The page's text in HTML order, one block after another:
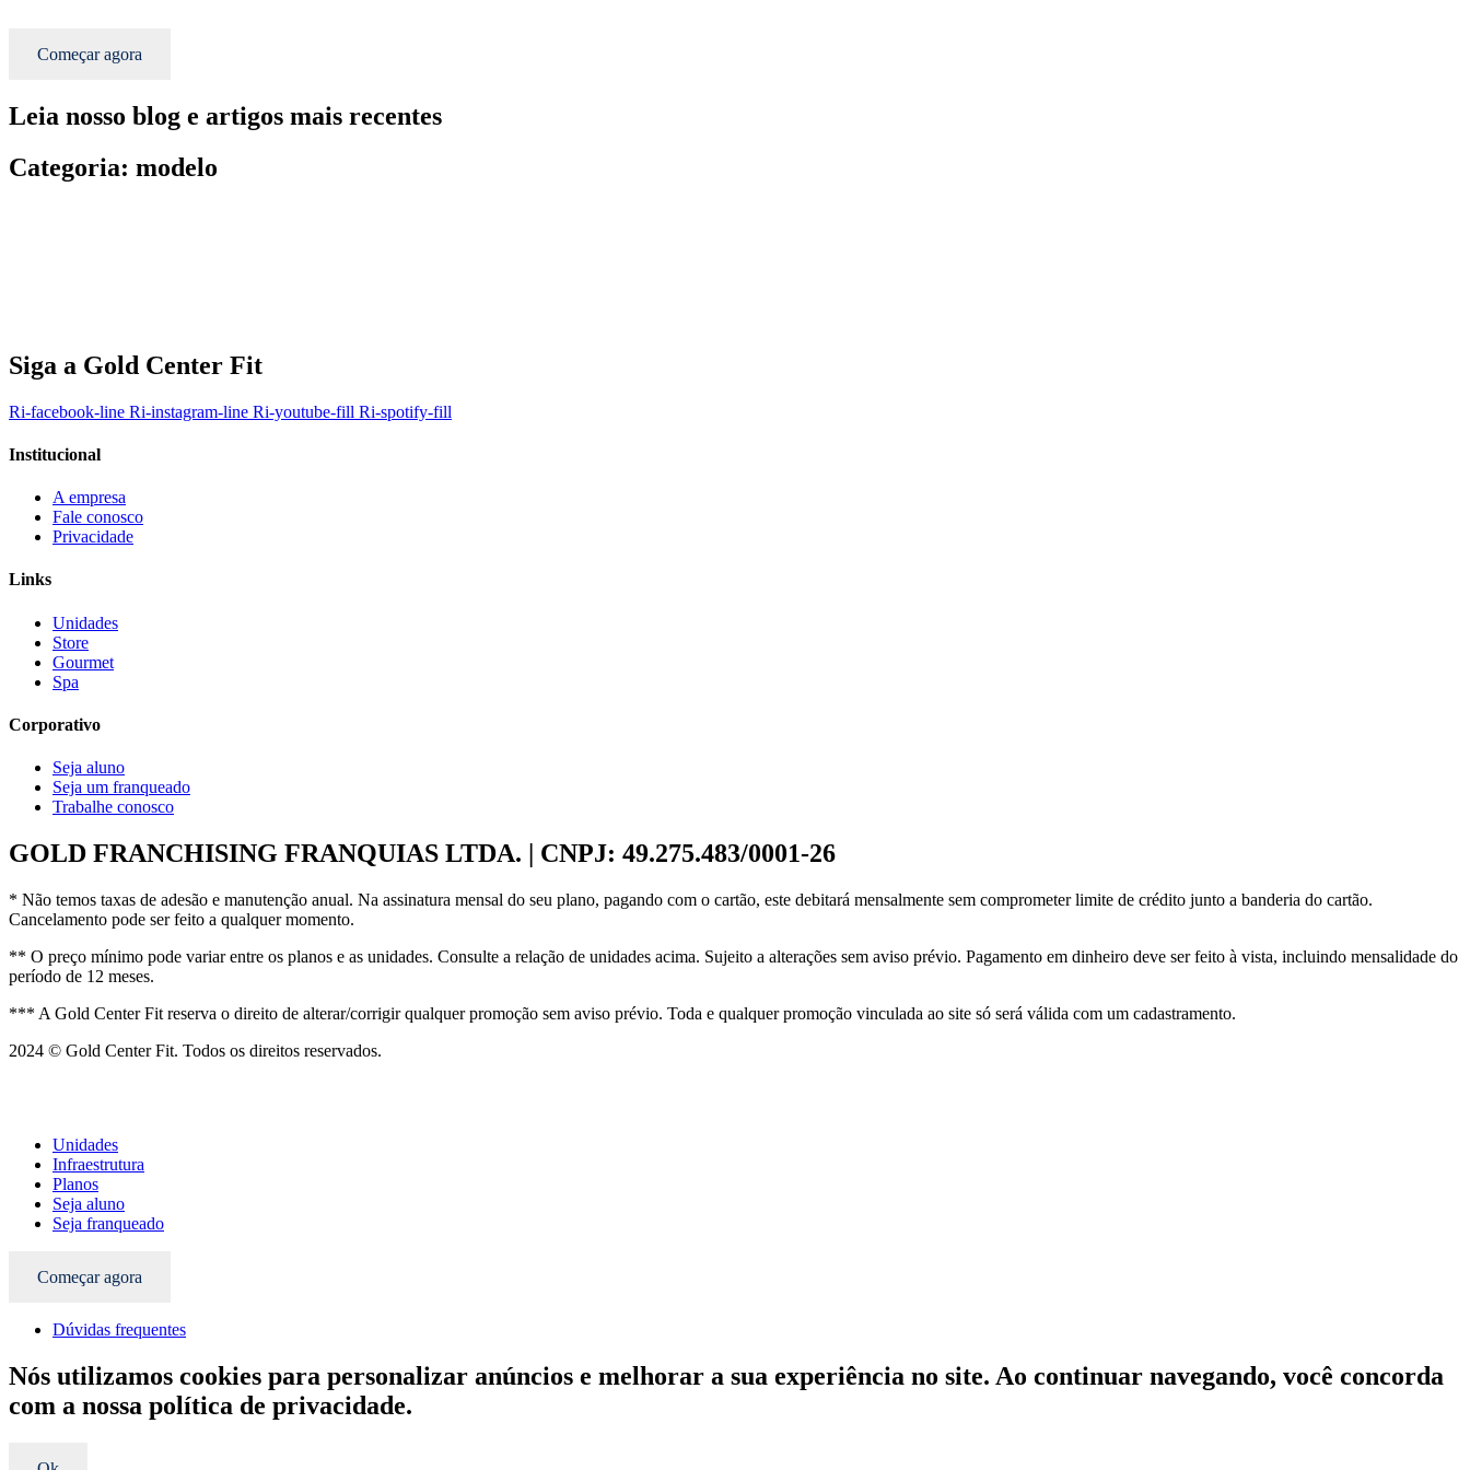
Começar agora
Leia nosso blog e artigos mais recentes
Categoria: modelo
Franquia
A economia do XXI continua mesmo suportando o modelo de franquias?
Como anda o mundo fitness?
Investimento
Siga a Gold Center Fit
Ri-facebook-line Ri-instagram-line Ri-youtube-fill Ri-spotify-fill
Institucional
A empresa
Fale conosco
Privacidade
Links
Unidades
Store
Gourmet
Spa
Corporativo
Seja aluno
Seja um franqueado
Trabalhe conosco
GOLD FRANCHISING FRANQUIAS LTDA. | CNPJ: 49.275.483/0001-26
* Não temos taxas de adesão e manutenção anual. Na assinatura mensal do seu plano, pagando com o cartão, este debitará mensalmente sem comprometer limite de crédito junto a banderia do cartão.
Cancelamento pode ser feito a qualquer momento.
** O preço mínimo pode variar entre os planos e as unidades. Consulte a relação de unidades acima. Sujeito a alterações sem aviso prévio. Pagamento em dinheiro deve ser feito à vista, incluindo mensalidade do
período de 12 meses.
*** A Gold Center Fit reserva o direito de alterar/corrigir qualquer promoção sem aviso prévio. Toda e qualquer promoção vinculada ao site só será válida com um cadastramento.
2024 © Gold Center Fit. Todos os direitos reservados.
Unidades
Infraestrutura
Planos
Seja aluno
Seja franqueado
Começar agora
Dúvidas frequentes
Nós utilizamos cookies para personalizar anúncios e melhorar a sua experiência no site. Ao continuar navegando, você concorda
com a nossa política de privacidade.